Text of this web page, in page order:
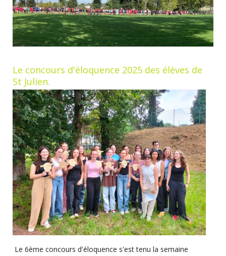
Le concours d'éloquence 2025 des élèves de
St Julien.
Le 6ème concours d'éloquence s'est tenu la semaine